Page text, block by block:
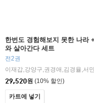
한번도 경험해보지 못한 나라
와 살아간다 세트
전2권
이재갑,강양구,권경애,김경율,서
29,520원 (10% 할인)
카트에 넣기